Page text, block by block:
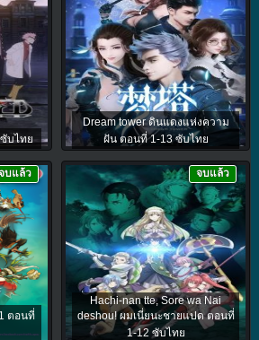
บไทย
Dream tower ดินแดงแห่งความ
ฝัน ตอนที่ 1-13 ซับไทย
ตอนที่
บแล้ว
Hachi-nan tte, Sore wa Nai
deshou! ผมเนี่ยนะชายแปด ตอนที่
1-12 ซับไทย
จบแล้ว